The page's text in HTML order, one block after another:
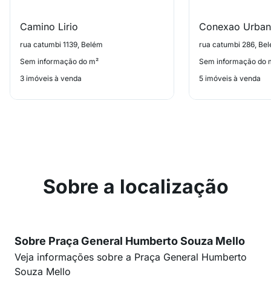
Camino Lirio
rua catumbi 1139, Belém
Sem informação do m²
3 imóveis à venda
rua catumbi 286,
Sem informação do
5 imóveis à venda
Sobre a localização
Sobre Praça General Humberto Souza Mello
Veja informações sobre a Praça General Humberto
Souza Mello